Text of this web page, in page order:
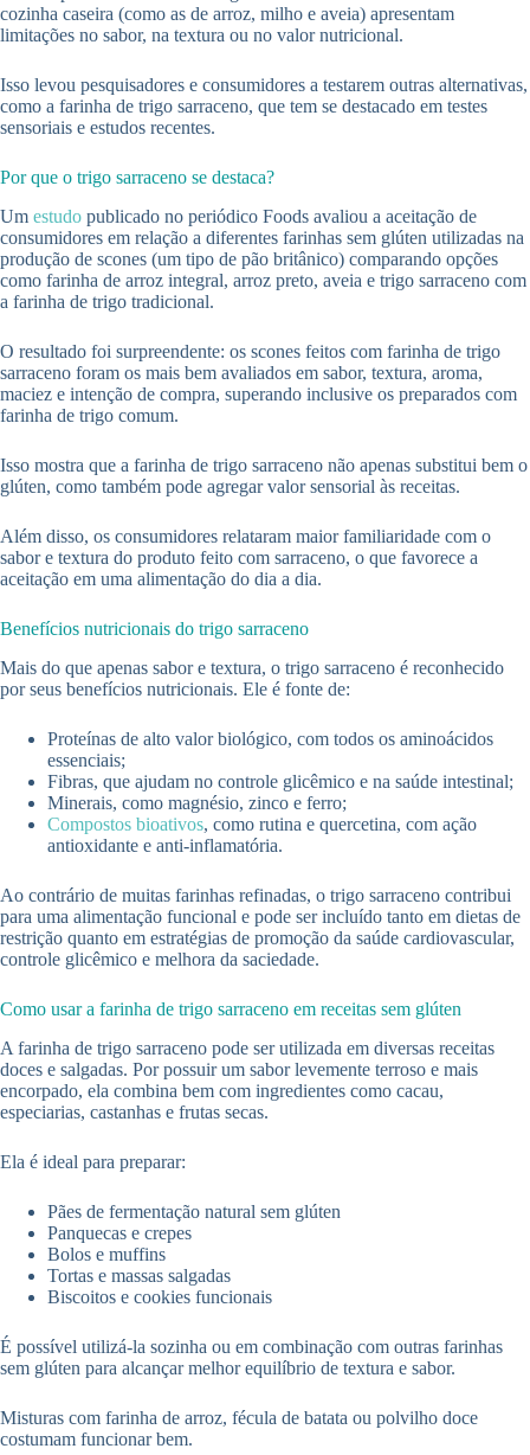
cozinha caseira (como as de arroz, milho e aveia) apresentam
limitações no sabor, na textura ou no valor nutricional.
Isso levou pesquisadores e consumidores a testarem outras alternativas,
como a farinha de trigo sarraceno, que tem se destacado em testes
sensoriais e estudos recentes.
Por que o trigo sarraceno se destaca?
Um estudo publicado no periódico Foods avaliou a aceitação de
consumidores em relação a diferentes farinhas sem glúten utilizadas na
produção de scones (um tipo de pão britânico) comparando opções
como farinha de arroz integral, arroz preto, aveia e trigo sarraceno com
a farinha de trigo tradicional.
O resultado foi surpreendente: os scones feitos com farinha de trigo
sarraceno foram os mais bem avaliados em sabor, textura, aroma,
maciez e intenção de compra, superando inclusive os preparados com
farinha de trigo comum.
Isso mostra que a farinha de trigo sarraceno não apenas substitui bem o
glúten, como também pode agregar valor sensorial às receitas.
Além disso, os consumidores relataram maior familiaridade com o
sabor e textura do produto feito com sarraceno, o que favorece a
aceitação em uma alimentação do dia a dia.
Benefícios nutricionais do trigo sarraceno
Mais do que apenas sabor e textura, o trigo sarraceno é reconhecido
por seus benefícios nutricionais. Ele é fonte de:
Proteínas de alto valor biológico, com todos os aminoácidos
essenciais;
Fibras, que ajudam no controle glicêmico e na saúde intestinal;
Minerais, como magnésio, zinco e ferro;
Compostos bioativos, como rutina e quercetina, com ação
antioxidante e anti-inflamatória.
Ao contrário de muitas farinhas refinadas, o trigo sarraceno contribui
para uma alimentação funcional e pode ser incluído tanto em dietas de
restrição quanto em estratégias de promoção da saúde cardiovascular,
controle glicêmico e melhora da saciedade.
Como usar a farinha de trigo sarraceno em receitas sem glúten
A farinha de trigo sarraceno pode ser utilizada em diversas receitas
doces e salgadas. Por possuir um sabor levemente terroso e mais
encorpado, ela combina bem com ingredientes como cacau,
especiarias, castanhas e frutas secas.
Ela é ideal para preparar:
Pães de fermentação natural sem glúten
Panquecas e crepes
Bolos e muffins
Tortas e massas salgadas
Biscoitos e cookies funcionais
É possível utilizá-la sozinha ou em combinação com outras farinhas
sem glúten para alcançar melhor equilíbrio de textura e sabor.
Misturas com farinha de arroz, fécula de batata ou polvilho doce
costumam funcionar bem.